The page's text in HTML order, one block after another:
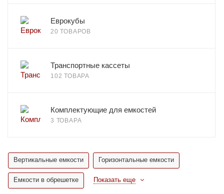
Еврокубы
20 ТОВАРОВ
Транспортные кассеты
102 ТОВАРА
Комплектующие для емкостей
3 ТОВАРА
Вертикальные емкости Горизонтальные емкости
Емкости в обрешетке Показать еще